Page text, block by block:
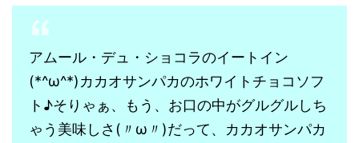
アムール・デュ・ショコラのイートイン
(*^ω^*)カカオサンパカのホワイトチョコソフ
ト♪そりゃぁ、もう、お口の中がグルグルしち
ゃう美味しさ(〃ω〃)だって、カカオサンパカ